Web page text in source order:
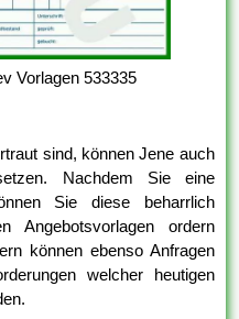
Vorlagen 533335
sind, können Jene auch
Nachdem Sie eine
Sie diese beharrlich
Angebotsvorlagen ordern
können ebenso Anfragen
welcher heutigen